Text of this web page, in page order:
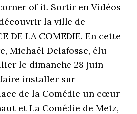
of it. Sortir en Vidéos
la ville de
DE LA COMEDIE. En cette
Michaël Delafosse, élu
le dimanche 28 juin
installer sur
de la Comédie un cœur
et La Comédie de Metz,